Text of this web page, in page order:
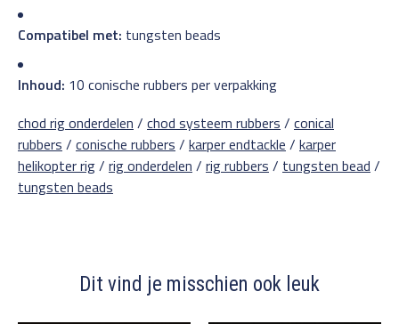
Compatibel met: tungsten beads
Inhoud: 10 conische rubbers per verpakking
chod rig onderdelen / chod systeem rubbers / conical
rubbers / conische rubbers / karper endtackle / karper
helikopter rig/ rig onderdelen / rig rubbers / tungsten bead /
tungsten beads
Dit vind je misschien ook leuk